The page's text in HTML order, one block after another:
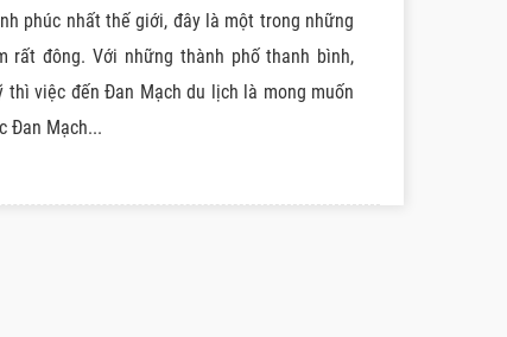
phúc nhất thế giới, đây là một trong những
rất đông. Với những thành phố thanh bình,
việc đến Đan Mạch du lịch là mong muốn
Đan Mạch...